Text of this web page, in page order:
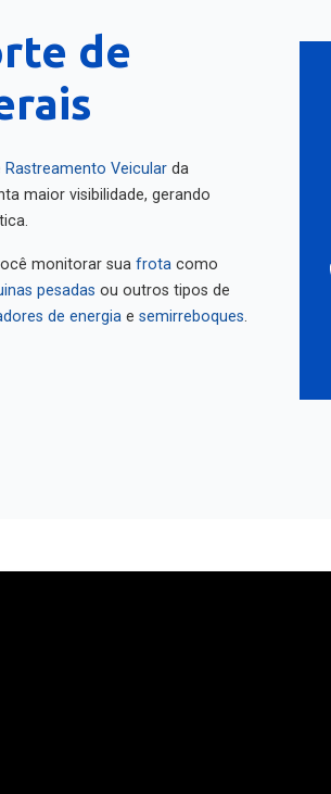
de
Rastreamento Veicular
da
maior visibilidade, gerando
monitorar sua frota
pesadas
ou outros tipos de
de energia semirreboques